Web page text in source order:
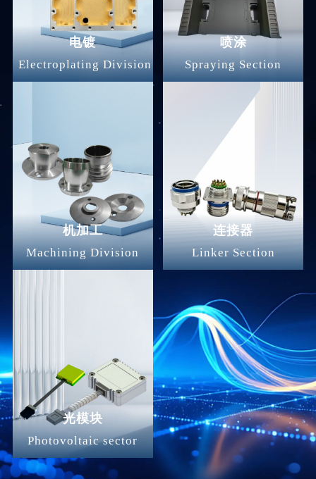
电镀
Electroplating Division
喷涂
Spraying Section
机加工
Machining Division
连接器
Linker Section
光模块
Photovoltaic sector